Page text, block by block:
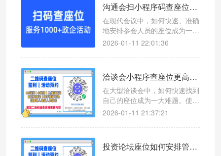
沟通会扫小程序码查座位，高效管理让会议更轻松
在现代会议中，如何快速、准确
地安排参会人员的座位成为一项
挑战。使用微信扫码查座位系
效率。
2026-01-11 22:01:36
洽谈会小程序查座位更高效，微信扫码查座位系统助您轻松管理
在大型洽谈会中，如何快速找到
自己的座位成为一大难题。使用
微信扫码查座位系统，让参会者
效率。
2026-01-11 21:37:21
投资论坛座位如何安排管理？微信扫码查座位小程序提升参会体验的神器